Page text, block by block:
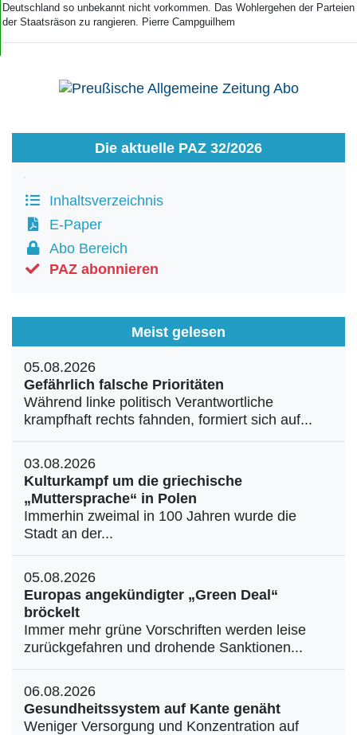
Deutschland so unbekannt nicht vorkommen. Das Wohlergehen der
der Staatsräson zu rangieren. Pierre Campguilhem
Die aktuelle PAZ 32/2026
Inhaltsverzeichnis
E-Paper
Abo Bereich
PAZ abonnieren
Meist gelesen
05.08.2026
Gefährlich falsche Prioritäten
Während linke politisch Verantwortliche
krampfhaft rechts fahnden, formiert sich auf...
03.08.2026
Kulturkampf um die griechische
„Muttersprache“ in Polen
Immerhin zweimal in 100 Jahren wurde die
Stadt an der...
05.08.2026
Europas angekündigter „Green Deal“
bröckelt
Immer mehr grüne Vorschriften werden leise
zurückgefahren und drohende Sanktionen...
06.08.2026
Gesundheitssystem auf Kante genäht
Weniger Versorgung und Konzentration auf